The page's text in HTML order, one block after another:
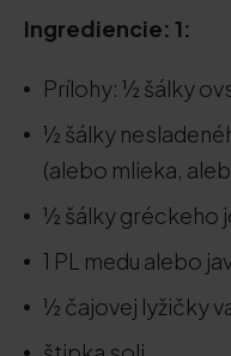
Ingrediencie: 1:
Prílohy: ½ šálky
½ šálky
(alebo mlieka,
½ šálky gréckeho
1 PL medu alebo
½ čajovej lyžičky